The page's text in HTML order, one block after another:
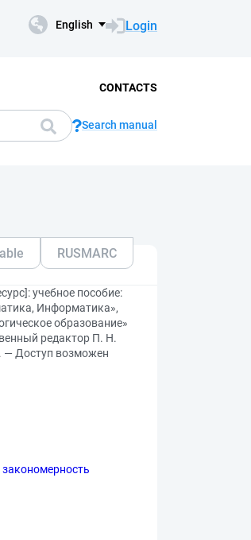
English Login
CONTACTS
Search manual
RUSMARC
учебное пособие:
Информатика»,
образование»
редактор П. Н.
— Доступ возможен
закономерность